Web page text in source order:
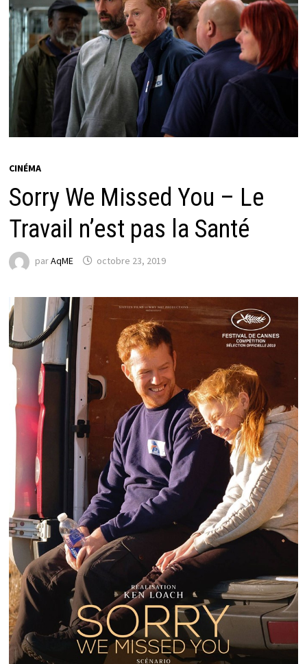
CINÉMA
Sorry We Missed You – Le
Travail n’est pas la Santé
parAqME octobre 23, 2019